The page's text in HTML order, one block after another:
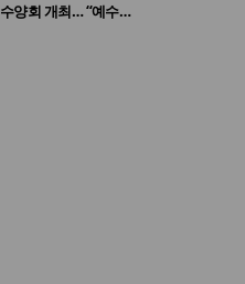
수양회 개최… “예수…